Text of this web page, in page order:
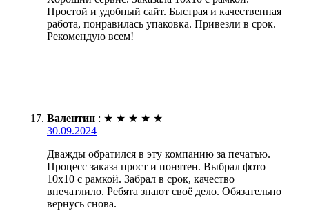
Простой и удобный сайт. Быстрая и качественная
работа, понравилась упаковка. Привезли в срок.
Рекомендую всем!
Валентин : ★ ★ ★ ★ ★
30.09.2024
Дважды обратился в эту компанию за печатью.
Процесс заказа прост и понятен. Выбрал фото
10х10 с рамкой. Забрал в срок, качество
впечатлило. Ребята знают своё дело. Обязательно
вернусь снова.